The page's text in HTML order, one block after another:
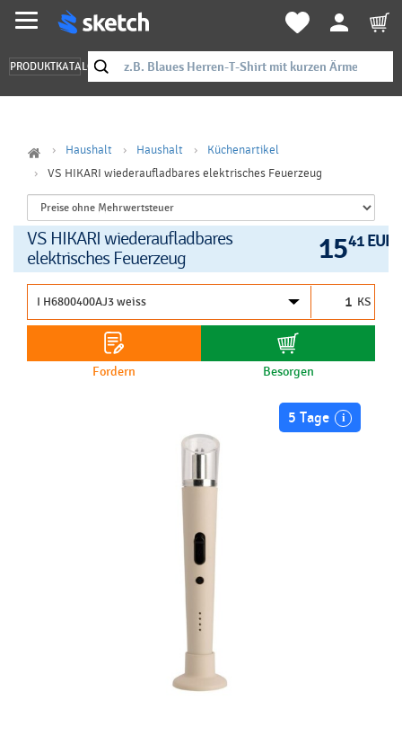
PRODUKTKATALOG
Haushalt Haushalt
Küchenartikel
VS HIKARI wiederaufladbares elektrisches Feuerzeug
VS HIKARI wiederaufladbares
elektrisches Feuerzeug
1541 EUR
KS
Fordern Besorgen
5 Tage